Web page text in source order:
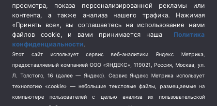
Социальная политика
(3)
Спецоперация в Украине
Спецоперация на Украине
(404)
Спорт (740)
Терроризм (1)
Транспорт (262)
Туризм (178)
просмотра, показа персонализированной рекламы или
контента, а также анализа нашего трафика. Нажимая
«Принять все», вы соглашаетесь на использование нами
файлов cookie, и вами принимается наша Политика
конфиденциальности.
Этот сайт использует сервис веб-аналитики Яндекс Метрика,
предоставляемый компанией ООО «ЯНДЕКС», 119021, Россия, Москва, ул.
Л. Толстого, 16 (далее — Яндекс). Сервис Яндекс Метрика использует
технологию «cookie» — небольшие текстовые файлы, размещаемые на
компьютере пользователей с целью анализа их пользовательской